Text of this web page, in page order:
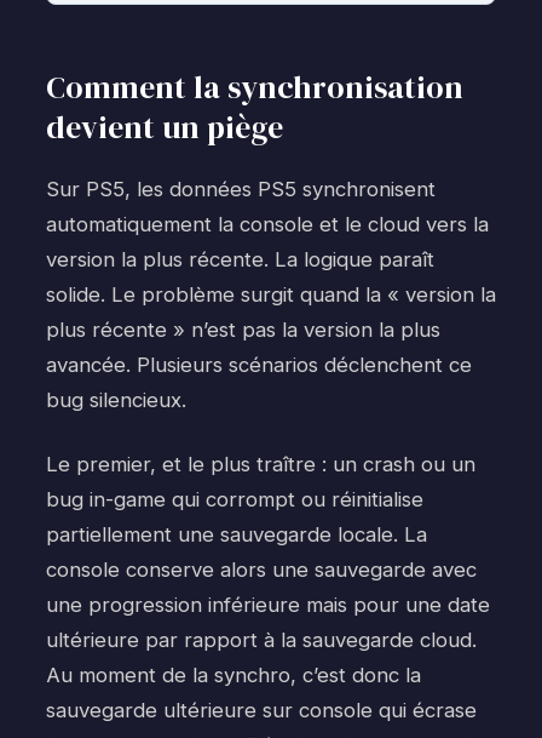
Comment la synchronisation
devient un piège
Sur PS5, les données PS5 synchronisent
automatiquement la console et le cloud vers la
version la plus récente. La logique paraît
solide. Le problème surgit quand la « version la
plus récente » n’est pas la version la plus
avancée. Plusieurs scénarios déclenchent ce
bug silencieux.
Le premier, et le plus traître : un crash ou un
bug in-game qui corrompt ou réinitialise
partiellement une sauvegarde locale. La
console conserve alors une sauvegarde avec
une progression inférieure mais pour une date
ultérieure par rapport à la sauvegarde cloud.
Au moment de la synchro, c’est donc la
sauvegarde ultérieure sur console qui écrase